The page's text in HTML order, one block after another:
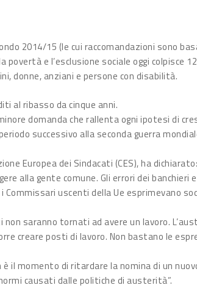
2014/15 (le cui raccomandazioni sono
e l’esclusione sociale oggi colpisce
donne, anziani e persone con disabilità.
al ribasso da cinque anni.
domanda che rallenta ogni ipotesi di
successivo alla seconda guerra
Europea dei Sindacati (CES), ha dichiarato:
alla gente comune. Gli errori dei banchieri
uscenti della Ue esprimevano
non saranno tornati ad avere un lavoro.
creare posti di lavoro. Non bastano le
il momento di ritardare la nomina di un
causati dalle politiche di austerità”.